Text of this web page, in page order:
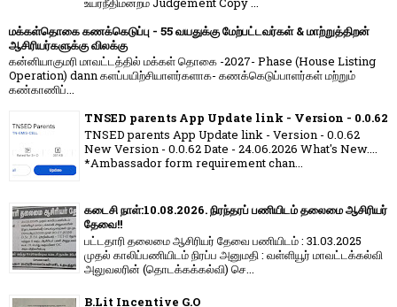
மக்கள்தொகை கணக்கெடுப்பு - 55 வயதுக்கு மேற்பட்டவர்கள் & மாற்றுத்திறன்
ஆசிரியர்களுக்கு விலக்கு
கன்னியாகுமரி மாவட்டத்தில் மக்கள் தொகை -2027- Phase (House Listing
Operation) dann களப்பயிற்சியாளர்களாக- கணக்கெடுப்பாளர்கள் மற்றும்
கண்காணிப்...
TNSED parents App Update link - Version - 0.0.62
TNSED parents App Update link - Version - 0.0.62
New Version - 0.0.62 Date - 24.06.2026 What's New....
*Ambassador form requirement chan...
கடைசி நாள்:10.08.2026. நிரந்தரப் பணியிடம் தலைமை ஆசிரியர்
தேவை!!
பட்டதாரி தலைமை ஆசிரியர் தேவை பணியிடம் : 31.03.2025
முதல் காலிப்பணியிடம் நிரப்ப அனுமதி : வள்ளியூர் மாவட்டக்கல்வி
அலுவலரின் (தொடக்கக்கல்வி) செ...
B.Lit Incentive G.O